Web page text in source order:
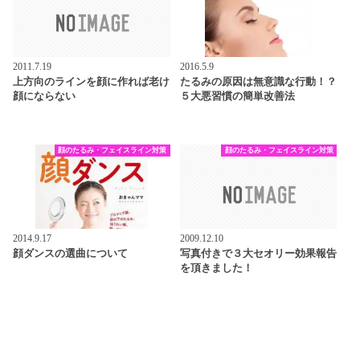
2011.7.19
上方向のラインを顔に作れば老け
顔にならない
2016.5.9
たるみの原因は無意識な行動！？
５大悪習慣の簡単改善法
顔のたるみ・フェイスライン対策
2014.9.17
顔ダンスの選曲について
顔のたるみ・フェイスライン対策
2009.12.10
写真付きで３大セオリー効果報告
を頂きました！